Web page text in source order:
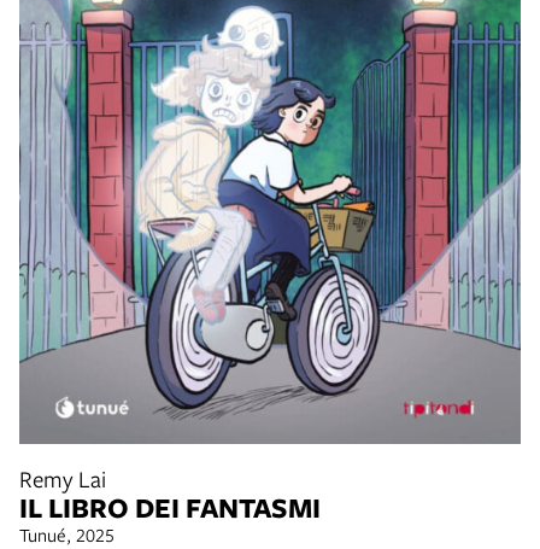
Remy Lai
IL LIBRO DEI FANTASMI
Tunué, 2025